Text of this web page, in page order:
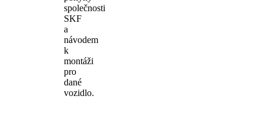
společnosti
SKF
a
návodem
k
montáži
pro
dané
vozidlo.